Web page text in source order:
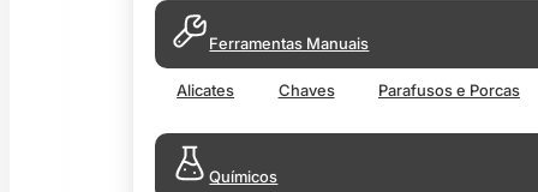
Ferramentas Manuais
Alicates Chaves Parafusos e Porcas
Químicos